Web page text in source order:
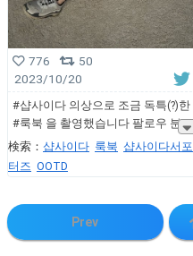
776
50
2023/10/20
#샵사이다 의상으로 조금 독특(?)한
#룩북 을 촬영했습니다 팔로우 분
検索： 샵사이다 룩북 샵사이다서포
터즈 OOTD
Prev